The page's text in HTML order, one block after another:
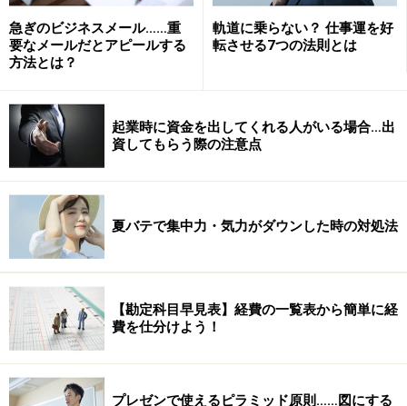
ができれば、意欲的に取り組むことができるようになる
ということになります。
急ぎのビジネスメール……重
要なメールだとアピールする
方法とは？
軌道に乗らない？ 仕事運を好
転させる7つの法則とは
起業時に資金を出してくれる人がいる場合…出
資してもらう際の注意点
夏バテで集中力・気力がダウンした時の対処法
【勘定科目早見表】経費の一覧表から簡単に経
費を仕分けよう！
プレゼンで使えるピラミッド原則……図にする